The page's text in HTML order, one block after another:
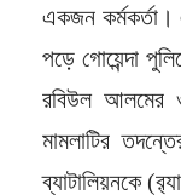
একজন কর্মকর্তা।
পড়ে গোয়েন্দা
রবিউল আলমের
মামলাটির
ব্যাটালিয়নকে